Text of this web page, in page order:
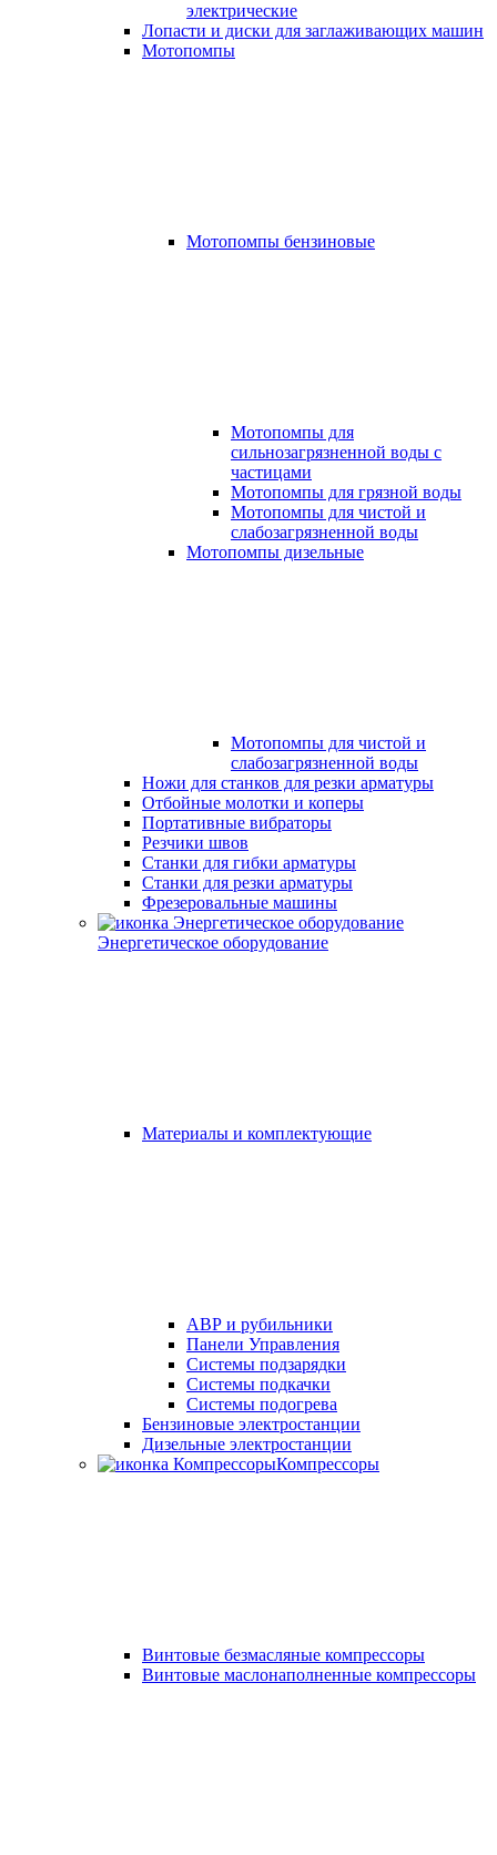
электрические
Лопасти и диски для заглаживающих машин
Мотопомпы
Мотопомпы бензиновые
Мотопомпы для
сильнозагрязненной воды с
частицами
Мотопомпы для грязной воды
Мотопомпы для чистой и
слабозагрязненной воды
Мотопомпы дизельные
Мотопомпы для чистой и
слабозагрязненной воды
Ножи для станков для резки арматуры
Отбойные молотки и коперы
Портативные вибраторы
Резчики швов
Станки для гибки арматуры
Станки для резки арматуры
Фрезеровальные машины
Энергетическое оборудование
Материалы и комплектующие
АВР и рубильники
Панели Управления
Системы подзарядки
Системы подкачки
Системы подогрева
Бензиновые электростанции
Дизельные электростанции
Компрессоры
Винтовые безмасляные компрессоры
Винтовые маслонаполненные компрессоры